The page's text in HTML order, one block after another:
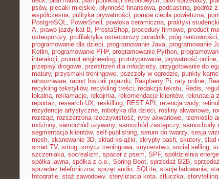
psów, plecaki miejskie, płynność finansowa, podcasting, podróż
współczesna, polityka prywatności, pompa ciepła powietrzna,
PostgreSQL, PowerShell , powłoka ceramiczna, praktyki
A, prawo jazdy kat B, PrestaShop, procedury firmowe, product
osteoporozy, profilaktyka osteoporozy poradnik, próg rentowności
programowanie dla dzieci, programowanie Java, programowanie
Kotlin, programowanie PHP, programowanie Python,
interakcji, prompt engineering, prototypowanie, prywatność online
przepisy drogowe, przestrzeń dla młodzieży, przygotowanie do
matury, przysmaki treningowe, pszczoły w ogrodzie, punkty karne
ransomware, raport historii pojazdu, Raspberry Pi, raty online,
recykling tekstyliów, recykling treści, redakcja tekstu, Redis,
lokalna, reklamacje, rękojmia, rekomendacje klientów, rekrutacja
reportaż, research UX, reskilling, REST API , retencja wody, retinol
rezydencje artystyczne, robotyka dla dzieci, rośliny akwariowe,
rozrząd, rozszerzona rzeczywistość, ryby akwariowe, rzemiosło
rodzinny, samochód używany, samochód zastępczy, samochody
segmentacja klientów, self-publishing, serum do twarzy, sesja
mesh, skanowanie 3D, skład książki, skrypty bash, skutery, ślad
smart TV, smog, smycz treningowa, snycerstwo, social selling,
szczeniaka, socrealizm, spacer z psem, SPF, spółdzielnia
spółka jawna, spółka z o.o., Spring Boot, sprzedaż B2B,
sprzedaż telefoniczna, sprzęt audio, SQLite, stacje ładowania,
fotografie, staż zawodowy, sterylizacja kota, stłuczka, storytelling